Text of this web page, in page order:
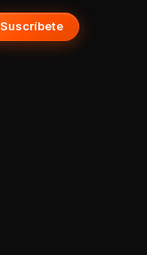
Suscríbete